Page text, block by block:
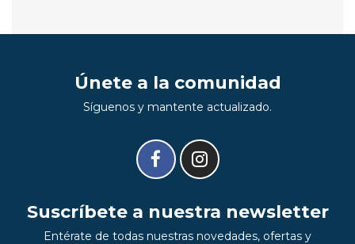
Únete a la comunidad
Síguenos y mantente actualizado.
Suscríbete a nuestra newsletter
Entérate de todas nuestras novedades, ofertas y